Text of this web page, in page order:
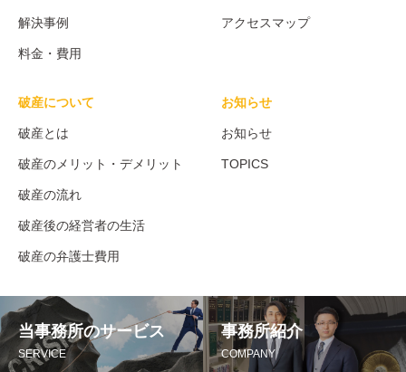
解決事例
料金・費用
アクセスマップ
破産について
破産とは
破産のメリット・デメリット
破産の流れ
破産後の経営者の生活
破産の弁護士費用
お知らせ
お知らせ
TOPICS
当事務所のサービス
SERVICE
事務所紹介
COMPANY